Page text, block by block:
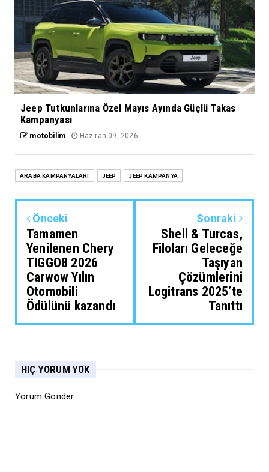
Jeep Tutkunlarına Özel Mayıs Ayında Güçlü Takas
Kampanyası
motobilim Haziran 09, 2026
ARABA KAMPANYALARI JEEP JEEP KAMPANYA
Önceki
Tamamen
Yenilenen Chery
TIGGO8 2026
Carwow Yılın
Otomobili
Ödülünü kazandı
Sonraki
Shell & Turcas,
Filoları Geleceğe
Taşıyan
Çözümlerini
Logitrans 2025’te
Tanıttı
HIÇ YORUM YOK
Yorum Gönder